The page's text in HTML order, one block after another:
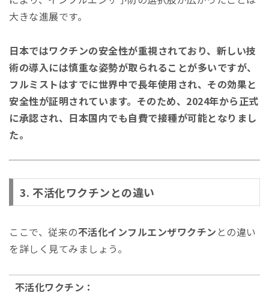
大きな進展です。
日本ではワクチンの安全性が重視されており、新しい技
術の導入には慎重な姿勢が取られることが多いですが、
フルミストはすでに世界中で長年使用され、その効果と
安全性が証明されています。そのため、2024年から正式
に承認され、日本国内でも自費で接種が可能となりまし
た。
3. 不活化ワクチンとの違い
ここで、従来の不活化インフルエンザワクチン との違い
を詳しく見てみましょう。
不活化ワクチン：